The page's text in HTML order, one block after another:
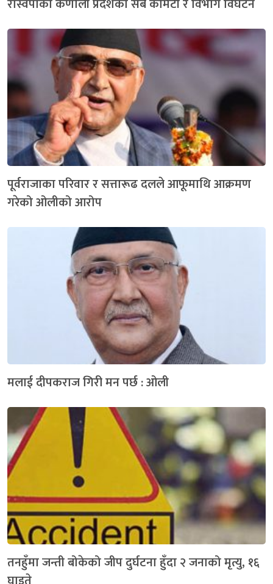
रास्वपाको कर्णाली प्रदेशका सबै कमिटी र विभाग विघटन
पूर्वराजाका परिवार र सत्तारूढ दलले आफूमाथि आक्रमण
गरेको ओलीको आरोप
मलाई दीपकराज गिरी मन पर्छ : ओली
तनहुँमा जन्ती बोकेको जीप दुर्घटना हुँदा २ जनाको मृत्यु, १६